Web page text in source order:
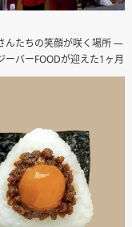
んたちの笑顔が咲く場所 ―
by ジーバーFOODが迎えた1ヶ月